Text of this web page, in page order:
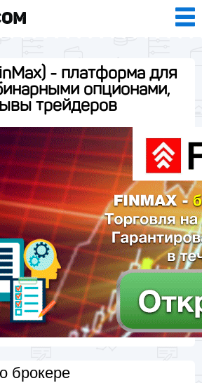
- платформа для
опционами,
трейдеров
брокере